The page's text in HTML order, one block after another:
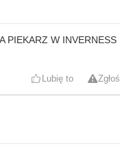
PIEKARZ W INVERNESS
Lubię to Zgłoś